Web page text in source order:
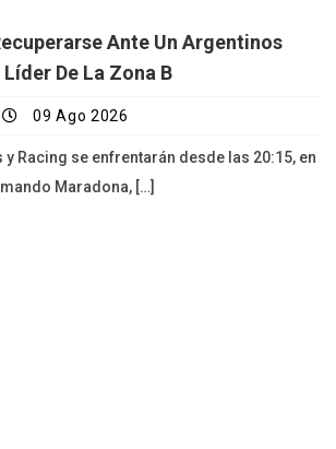
Ante Un Argentinos
De La Zona B
09 Ago 2026
Racing se enfrentarán desde las 20:15, en
Maradona, […]